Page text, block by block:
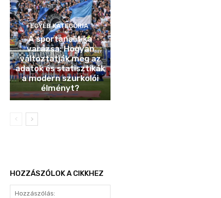
EGYÉB KATEGÓRIA
A sportanalitika
varázsa: Hogyan
változtatják meg az
adatok és statisztikák
a modern szurkolói
élményt?
HOZZÁSZÓLOK A CIKKHEZ